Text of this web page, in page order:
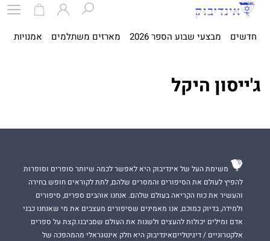
חדשים מבצעי שבוע הספר 2026 מארזים משתלמים אמנויות
ג'ייסון היקל
משימת העל של אינדיבוק היא לאפשר לכמה שיותר סופרים וסופרות
להפיץ לעולם את הסיפורים והמסרים שלהם, לתת לקוראים חופש בחירה
והעשיר את כוח הקריאה בעולם שלהם. אנחנו אוהבים ספרים, סיפורים
ולמידה, בדיוק כמוכם, אנו מאמינים שסיפורים מעצבים את מי שאנחנו כבני
אדם ומילים יכולות להעצים ולשנות את העולם שסביבנו.קצת על ספרים
אלקטרוניים / דיגיטלייםאינדיבוק היא חלק אינטגראלי מהמהפכה של